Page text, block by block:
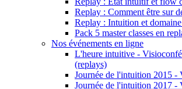
Replay : Comment être sur
Replay : Intuition et
Pack 5 master classes en
Nos événements en ligne
L'heure intuitive -
(replays)
Journée de l'intuition 2015 -
Journée de l'intuition 2017 -